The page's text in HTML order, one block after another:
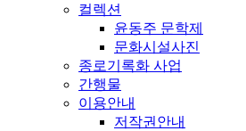
컬렉션
윤동주 문학제
문화시설사진
종로기록화 사업
간행물
이용안내
저작권안내